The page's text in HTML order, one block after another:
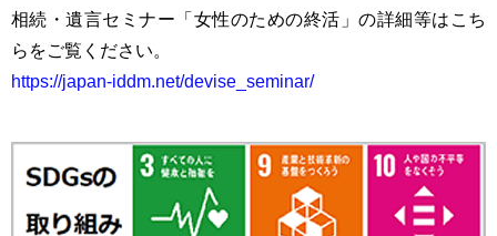
相続・遺言セミナー「女性のための終活」の詳細等はこち
らをご覧ください。
https://japan-iddm.net/devise_seminar/